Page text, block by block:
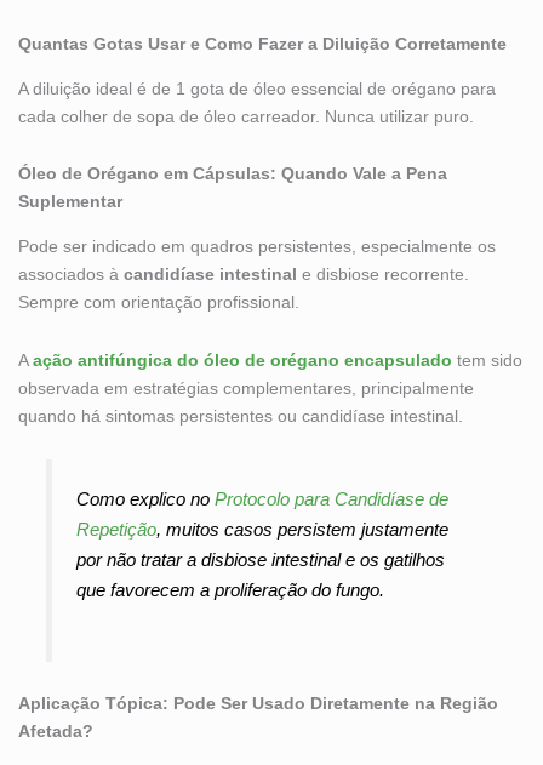
Quantas Gotas Usar e Como Fazer a Diluição Corretamente
A diluição ideal é de 1 gota de óleo essencial de orégano para
cada colher de sopa de óleo carreador. Nunca utilizar puro.
Óleo de Orégano em Cápsulas: Quando Vale a Pena
Suplementar
Pode ser indicado em quadros persistentes, especialmente os
associados à candidíase intestinal e disbiose recorrente.
Sempre com orientação profissional.
Aação antifúngica do óleo de orégano encapsulado tem sido
observada em estratégias complementares, principalmente
quando há sintomas persistentes ou candidíase intestinal.
Como explico noProtocolo para Candidíase de
Repetição, muitos casos persistem justamente
por não tratar a disbiose intestinal e os gatilhos
que favorecem a proliferação do fungo.
Aplicação Tópica: Pode Ser Usado Diretamente na Região
Afetada?